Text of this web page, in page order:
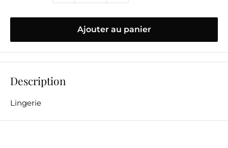
Ajouter au panier
Description
Lingerie